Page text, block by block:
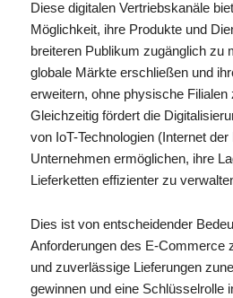
Diese digitalen Vertriebskanäle
Möglichkeit, ihre Produkte und
breiteren Publikum zugänglich zu
globale Märkte erschließen und
erweitern, ohne physische Filialen
Gleichzeitig fördert die
von IoT-Technologien (Internet
Unternehmen ermöglichen, ihre
Lieferketten effizienter zu
Dies ist von entscheidender
Anforderungen des E-Commerce
und zuverlässige Lieferungen
gewinnen und eine Schlüsselrolle